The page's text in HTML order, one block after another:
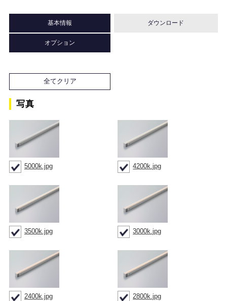
基本情報 ダウンロード
オプション
全てクリア
写真
5000k.jpg 4200k.jpg
3500k.jpg 3000k.jpg
2400k.jpg 2800k.jpg